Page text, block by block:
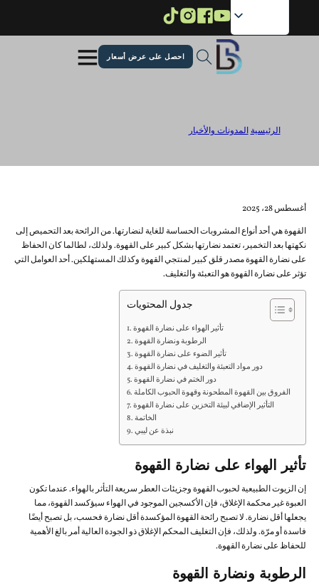
احصل على عرض أسعار
هل تؤثر التعبئة والتغليف على نضارة القهوة
الرئيسية المدونات والأخبار
أغسطس 28، 2025
القهوة هي أحد أنواع المشروبات الحساسة للغاية لنضارتها. من الرائحة بعد التحميص إلى
نكهتها بعد التخمير، تعتمد نضارتها بشكل كبير على القهوة. ولذلك، لطالما كان الحفاظ
على نضارة القهوة مصدر قلق كبير لمنتجي القهوة وكذلك المستهلكين. أحد العوامل التي
تؤثر على نضارة القهوة هو التعبئة والتغليف.
جدول المحتويات
تأثير الهواء على نضارة القهوة
الرطوبة ونضارة القهوة
تأثير الضوء على نضارة القهوة
دور مواد التعبئة والتغليف في نضارة القهوة
دور الختم في نضارة القهوة
الفروق بين القهوة المطحونة وقهوة الحبوب الكاملة
التأثير الإضافي لبيئة التخزين على نضارة القهوة
الخاتمة
نبذة عن ليبي
تأثير الهواء على نضارة القهوة
إن الزيوت الطبيعية لحبوب القهوة وجزيئات العطر سريعة التأثر بالهواء. عندما تكون
العبوة غير محكمة الإغلاق، فإن الأكسجين الموجود في الهواء سيؤكسد القهوة، مما
يجعلها أقل نضارة. لا تصبح رائحة القهوة المؤكسدة أقل نضارة فحسب، بل تصبح أيضًا
فاسدة أو مرّة. ولذلك، فإن التغليف المحكم الإغلاق ذو الجودة العالية أمر بالغ الأهمية
للحفاظ على نضارة القهوة.
الرطوبة ونضارة القهوة